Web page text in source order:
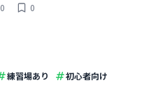
0
0
練習場あり
初心者向け